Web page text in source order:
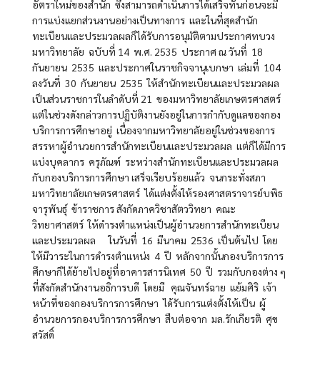
อัตราใหม่ของสำนัก ซึ่งสามารถดำเนินการได้เสร็จทันก่อนจะมี
การแบ่งแยกส่วนงานอย่างเป็นทางการ และในที่สุดสำนัก
ทะเบียนและประมวลผลก็ได้รับการอนุมัติตามประกาศทบวง
มหาวิทยาลัย ฉบับที่ 14 พ.ศ. 2535 ประกาศ ณ วันที่ 18
กันยายน 2535 และประกาศในราชกิจจานุเบกษา เล่มที่ 104
ลงวันที่ 30 กันยายน 2535 ให้สำนักทะเบียนและประมวลผล
เป็นส่วนราชการในลำดับที่ 21 ของมหาวิทยาลัยเกษตรศาสตร์
แต่ในช่วงดังกล่าวการปฏิบัติงานยังอยู่ในการกำกับดูแลของกอง
บริการการศึกษาอยู่ เนื่องจากมหาวิทยาลัยอยู่ในช่วงของการ
สรรหาผู้อำนวยการสำนักทะเบียนและประมวลผล แต่ก็ได้มีการ
แบ่งบุคลากร ครุภัณฑ์ ระหว่างสำนักทะเบียนและประมวลผล
กับกองบริการการศึกษา เสร็จเรียบร้อยแล้ว จนกระทั่งสภา
มหาวิทยาลัยเกษตรศาสตร์ ได้แต่งตั้งให้รองศาสตราจารย์บพิธ
จารุพันธุ์ ข้าราชการ สังกัดภาควิชาสัตววิทยา คณะ
วิทยาศาสตร์ ให้ดำรงตำแหน่งเป็นผู้อำนวยการสำนักทะเบียน
และประมวลผล ในวันที่ 16 มีนาคม 2536 เป็นต้นไป โดย
ให้มีวาระในการดำรงตำแหน่ง 4 ปี หลักจากนั้นกองบริการการ
ศึกษาก็ได้ย้ายไปอยู่ที่อาคารสารนิเทศ 50 ปี รวมกับกองต่าง ๆ
ที่สังกัดสำนักงานอธิการบดี โดยมี คุณจันทร์ฉาย แย้มศิริ เจ้า
หน้าที่ของกองบริการการศึกษา ได้รับการแต่งตั้งให้เป็น ผู้
อำนวยการกองบริการการศึกษา สืบต่อจาก มล.รักเกียรติ ศุข
สวัสดิ์